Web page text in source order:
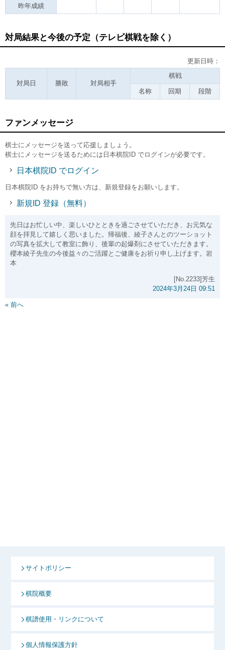
昨年成績
対局結果と今後の予定（テレビ棋戦を除く）
更新日時：
対局日 勝敗 対局相手
棋戦
名称 回期 段階
ファンメッセージ
棋士にメッセージを送って応援しましょう。
棋士にメッセージを送るためには日本棋院ID でログインが必要です。
日本棋院ID でログイン
日本棋院ID をお持ちで無い方は、新規登録をお願いします。
新規ID 登録（無料）
先日はお忙しい中、楽しいひとときを過ごさせていただき、お元気な
顔を拝見して嬉しく思いました。帰福後、綾子さんとのツーショット
の写真を拡大して教室に飾り、後輩の起爆剤にさせていただきます。
櫻本綾子先生の今後益々のご活躍とご健康をお祈り申し上げます。岩
本
[No.2233]芳生
2024年3月24日 09:51
« 前へ
サイトポリシー
棋院概要
棋譜使用・リンクについて
個人情報保護方針